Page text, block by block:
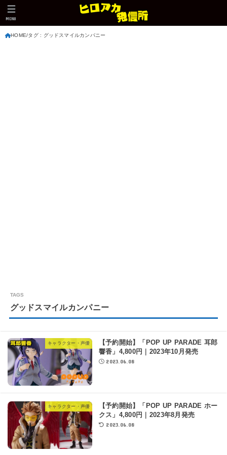
MENU
HOME タグ : グッドスマイルカンパニー
グッドスマイルカンパニー
キャラクター・声優
【予約開始】「POP UP PARADE 耳郎
響香」4,800円｜2023年10月発売
2023.06.08
キャラクター・声優
【予約開始】「POP UP PARADE ホー
クス」4,800円｜2023年8月発売
2023.06.08